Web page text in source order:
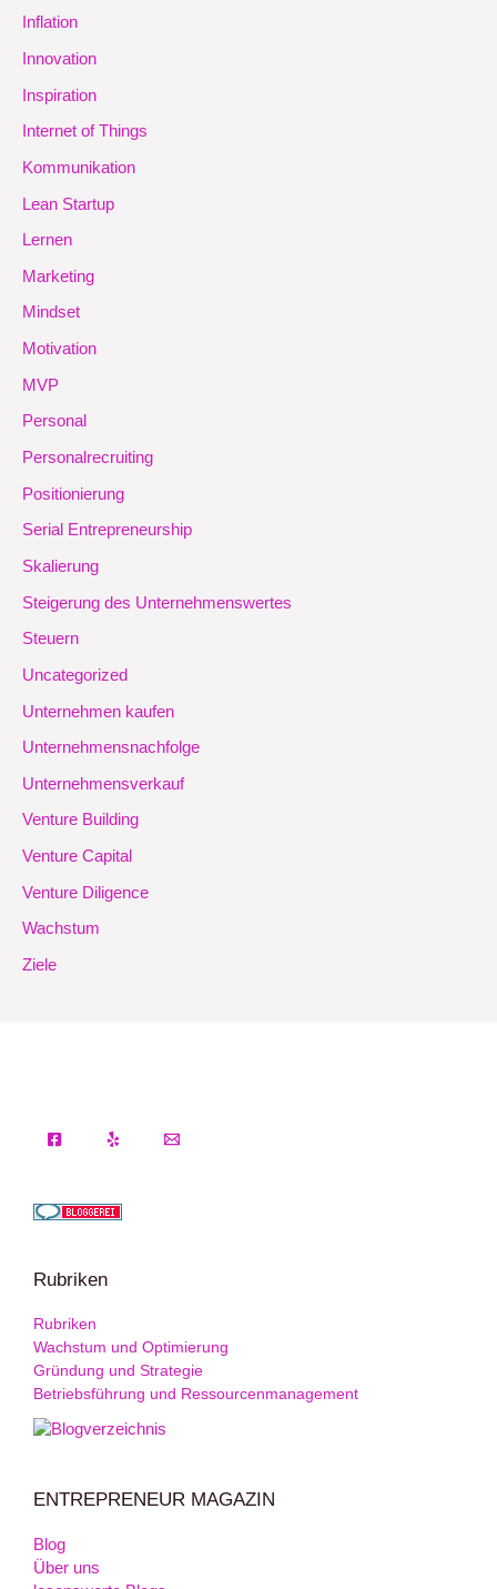
Inflation
Innovation
Inspiration
Internet of Things
Kommunikation
Lean Startup
Lernen
Marketing
Mindset
Motivation
MVP
Personal
Personalrecruiting
Positionierung
Serial Entrepreneurship
Skalierung
Steigerung des Unternehmenswertes
Steuern
Uncategorized
Unternehmen kaufen
Unternehmensnachfolge
Unternehmensverkauf
Venture Building
Venture Capital
Venture Diligence
Wachstum
Ziele
Rubriken
Rubriken
Wachstum und Optimierung
Gründung und Strategie
Betriebsführung und Ressourcenmanagement
ENTREPRENEUR MAGAZIN
Blog
Über uns